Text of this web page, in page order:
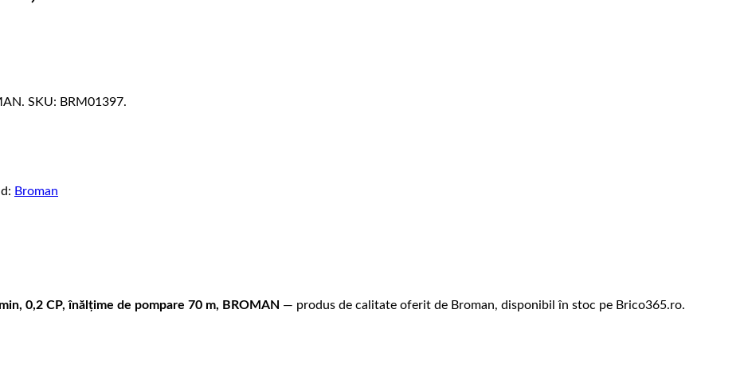
SKU: BRM01397.
Broman
0,2 CP, înălțime de pompare 70 m, BROMAN — produs de calitate oferit de Broman, disponibil în stoc pe Brico365.ro.